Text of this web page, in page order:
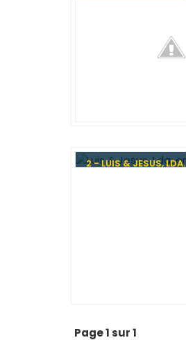
2 - LUIS & JESUS, LDA.
Page 1 sur 1